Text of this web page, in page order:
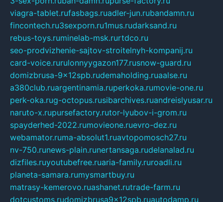
viagra-tablet.rufasbags.ruadler-jun.rubandamn.ru
fincontech.ru3sexporn.ru1mus.rudarksand.ru
rebus-toys.ruminelab-msk.rurtdco.ru
seo-prodvizhenie-sajtov-stroitelnyh-kompanij.ru
card-voice.rurulonnyygazon177.rusnow-guard.ru
domizbrusa-9x12spb.rudemaholding.ruaalse.ru
a380club.ruargentinamia.ruperkoka.rumovie-one.ru
perk-oka.rug-octopus.rusibarchives.ruandreislyusar.ru
naruto-x.rupursefactory.rutor-lyubov-i-grom.ru
spayderhed-2022.rumovieone.ruevro-dez.ru
webamator.ruma-absolut1.ruavtopomosch27.ru
nv-750.runews-plain.runertansaga.rudelanalad.ru
dizfiles.ruyoutubefree.ruaria-family.ruroadli.ru
planeta-samara.rumysmartbuy.ru
matrasy-kemerovo.ruashanet.rutrade-farm.ru
dotcustoms.rudomizbrusa9x12spb.ruautodamp.ru